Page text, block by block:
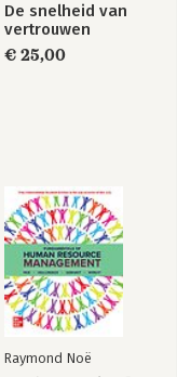
De snelheid van
vertrouwen
€ 25,00
Raymond Noë